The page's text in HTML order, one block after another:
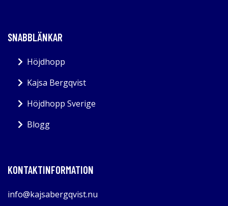
SNABBLÄNKAR
Höjdhopp
Kajsa Bergqvist
Höjdhopp Sverige
Blogg
KONTAKTINFORMATION
info@kajsabergqvist.nu